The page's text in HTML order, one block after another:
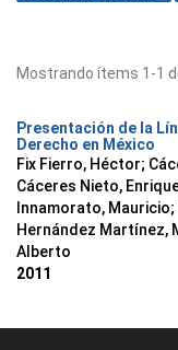
Mostrando ítems 1-1
Presentación de la
Derecho en México
Fix Fierro, Héctor;
Cáceres Nieto,
Innamorato, Mauricio;
Hernández Martínez,
Alberto
2011